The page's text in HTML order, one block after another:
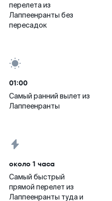
перелета из
Лаппеенранты без
пересадок
01:00
Самый ранний вылет из
Лаппеенранты
около 1 часа
Самый быстрый
прямой перелет из
Лаппеенранты туда и